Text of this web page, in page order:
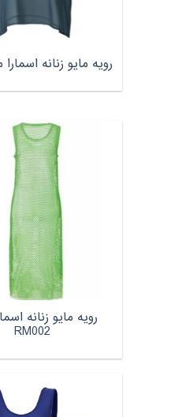
رویه مایو زنانه اسمارا
رویه مایو زنانه
RM002